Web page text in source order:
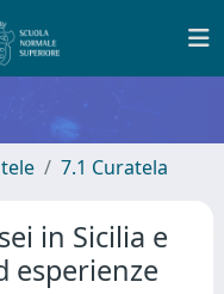
7.1 Curatela
in Sicilia e
esperienze